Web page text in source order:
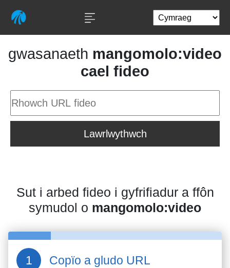
gwasanaeth mangomolo:video
cael fideo
Lawrlwythwch
Sut i arbed fideo i gyfrifiadur a ffôn
symudol o mangomolo:video
Copïo a gludo URL